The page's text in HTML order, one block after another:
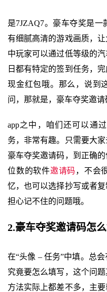
是7JZAQ7。豪车夺奖是
有细腻高清的游戏画质，
中玩家可以通过低等级的
日都有特定的签到任务，
现金红包哦。那么，说到
问，那就是，豪车夺奖邀请
app之中，咱们还可以通
务，非常有趣。只需要大
豪车夺奖邀请码，到正确
位数的软件邀请码 ，不会
忆，也可以选择抄写或者
担心记不住的问题哦。
2.豪车夺奖邀请码怎么
在“头像 – 任务”中填。总
究竟要怎么填写，这个问
方法实际上都差不多，主